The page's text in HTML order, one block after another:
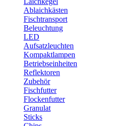
Ablaichkästen
Fischtransport
Beleuchtung
LED
Aufsatzleuchten
Kompaktlampen
Betriebseinheiten
Reflektoren
Zubehör
Fischfutter
Flockenfutter
Granulat
Sticks